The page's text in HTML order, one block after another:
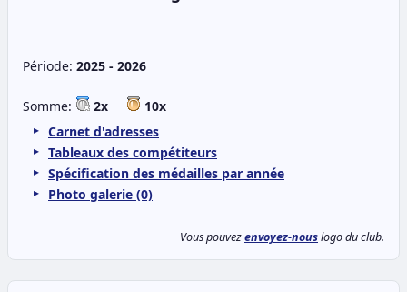
Période: 2025 - 2026
Somme: 2x
10x
Carnet d'adresses
Tableaux des compétiteurs
Spécification des médailles par année
Photo galerie (0)
Vous pouvezenvoyez-nouslogo du club.